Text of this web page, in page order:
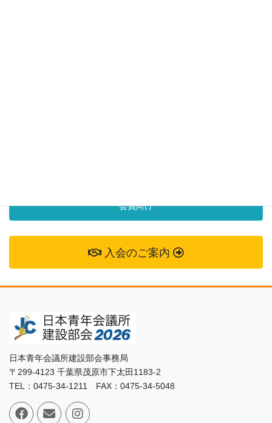
会員向け
入会のご案内
日本青年会議所建設部会事務局
〒299-4123 千葉県茂原市下太田1183-2
TEL：0475-34-1211 FAX：0475-34-5048